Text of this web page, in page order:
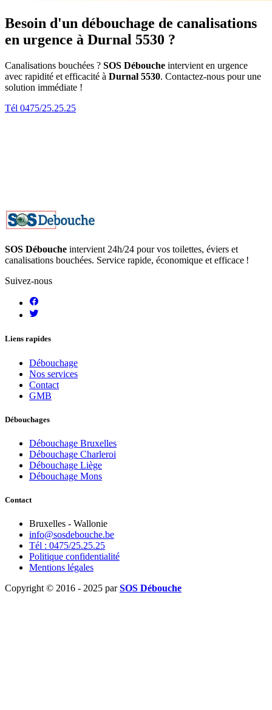
Besoin d'un débouchage de canalisations
en urgence à Durnal 5530 ?
Canalisations bouchées ? SOS Débouche intervient en urgence
avec rapidité et efficacité à Durnal 5530. Contactez-nous pour une
solution immédiate !
Tél 0475/25.25.25
SOS Débouche intervient 24h/24 pour vos toilettes, éviers et
canalisations bouchées. Service rapide, économique et efficace !
Suivez-nous
Liens rapides
Débouchage
Nos services
Contact
GMB
Débouchages
Débouchage Bruxelles
Débouchage Charleroi
Débouchage Liège
Débouchage Mons
Contact
Bruxelles - Wallonie
info@sosdebouche.be
Tél : 0475/25.25.25
Politique confidentialité
Mentions légales
Copyright © 2016 - 2025 parSOS Débouche